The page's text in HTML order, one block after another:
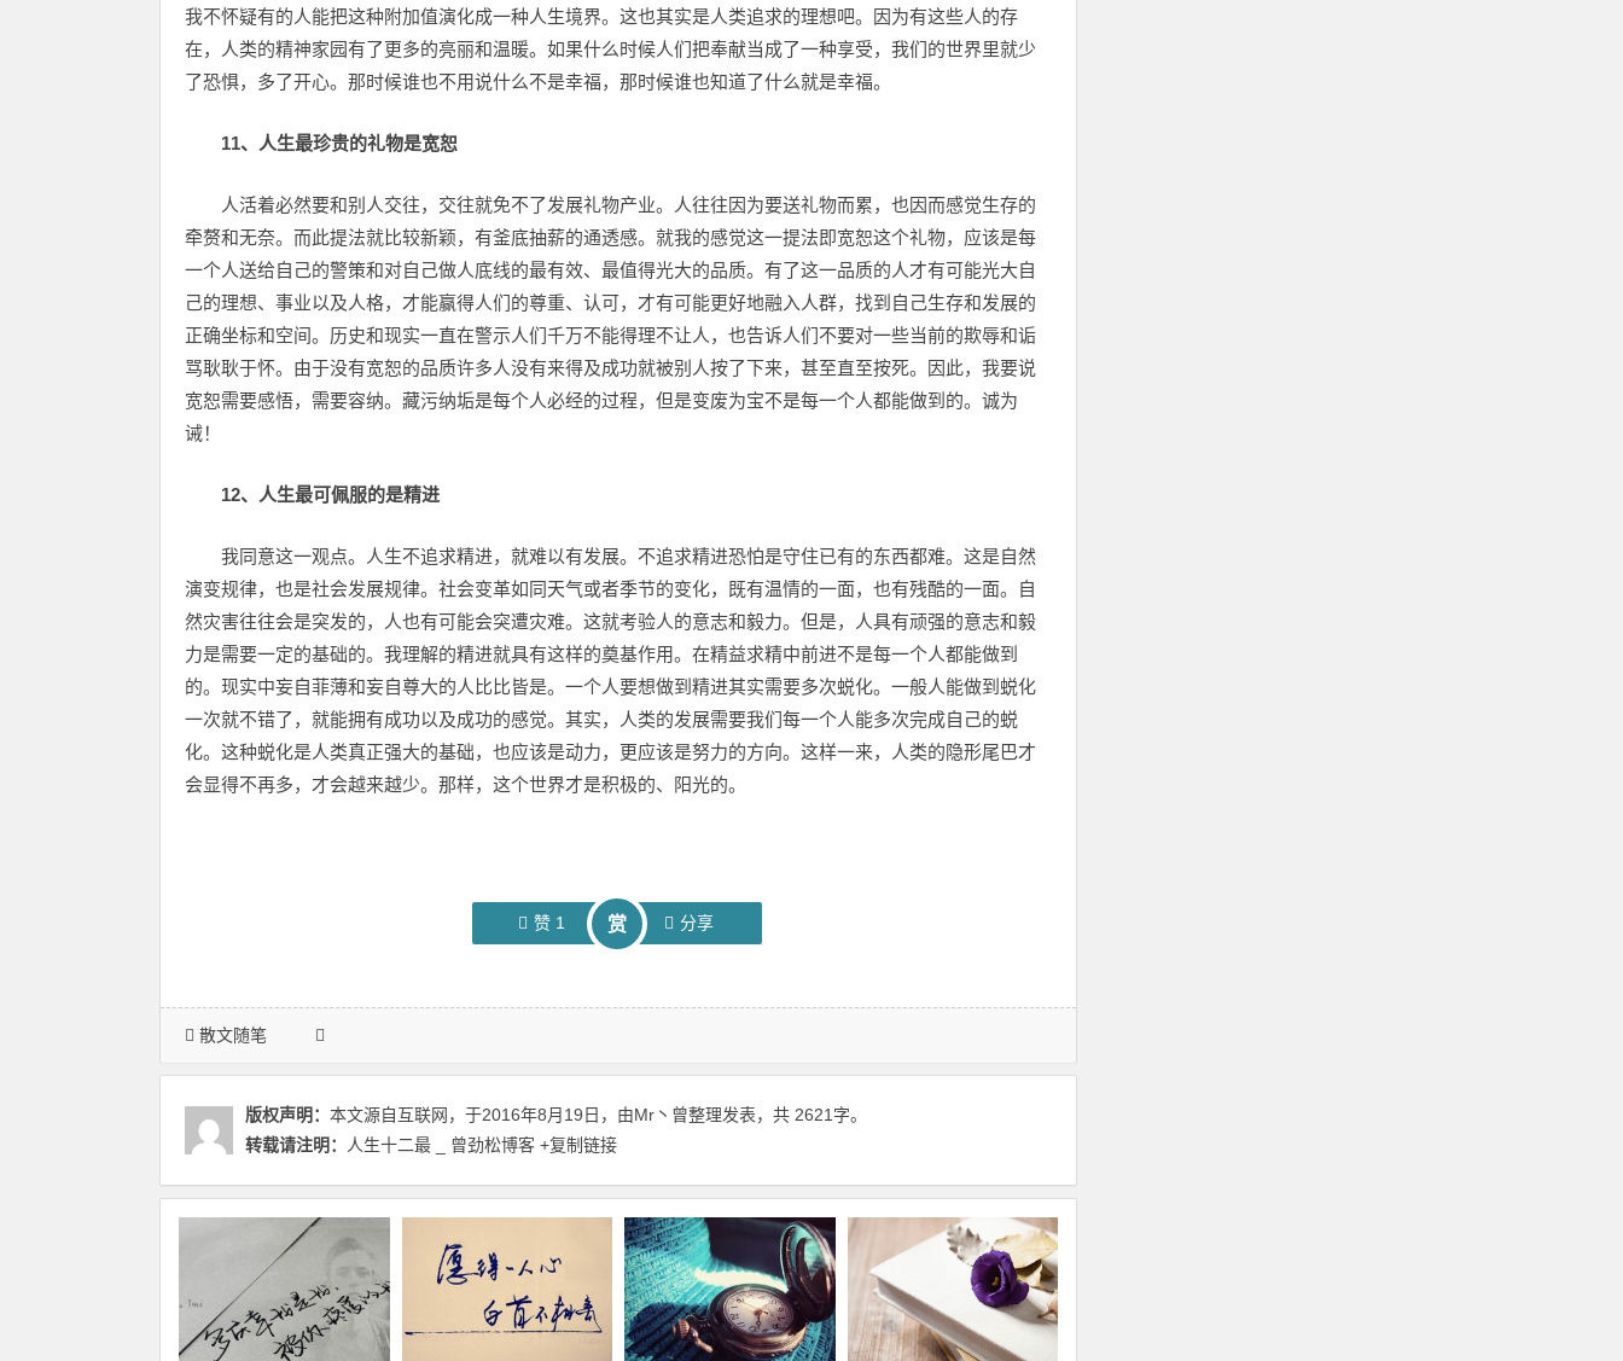
我不怀疑有的人能把这种附加值演化成一种人生境界。这也其实是人类追求的理想吧。因为有这些人的存
在，人类的精神家园有了更多的亮丽和温暖。如果什么时候人们把奉献当成了一种享受，我们的世界里就少
了恐惧，多了开心。那时候谁也不用说什么不是幸福，那时候谁也知道了什么就是幸福。
11、人生最珍贵的礼物是宽恕
人活着必然要和别人交往，交往就免不了发展礼物产业。人往往因为要送礼物而累，也因而感觉生存的
牵赘和无奈。而此提法就比较新颖，有釜底抽薪的通透感。就我的感觉这一提法即宽恕这个礼物，应该是每
一个人送给自己的警策和对自己做人底线的最有效、最值得光大的品质。有了这一品质的人才有可能光大自
己的理想、事业以及人格，才能赢得人们的尊重、认可，才有可能更好地融入人群，找到自己生存和发展的
正确坐标和空间。历史和现实一直在警示人们千万不能得理不让人，也告诉人们不要对一些当前的欺辱和诟
骂耿耿于怀。由于没有宽恕的品质许多人没有来得及成功就被别人按了下来，甚至直至按死。因此，我要说
宽恕需要感悟，需要容纳。藏污纳垢是每个人必经的过程，但是变废为宝不是每一个人都能做到的。诚为
诫！
12、人生最可佩服的是精进­
我同意这一观点。人生不追求精进，就难以有发展。不追求精进恐怕是守住已有的东西都难。这是自然
演变规律，也是社会发展规律。社会变革如同天气或者季节的变化，既有温情的一面，也有残酷的一面。自
然灾害往往会是突发的，人也有可能会突遭灾难。这就考验人的意志和毅力。但是，人具有顽强的意志和毅
力是需要一定的基础的。我理解的精进就具有这样的奠基作用。在精益求精中前进不是每一个人都能做到
的。现实中妄自菲薄和妄自尊大的人比比皆是。一个人要想做到精进其实需要多次蜕化。一般人能做到蜕化
一次就不错了，就能拥有成功以及成功的感觉。其实，人类的发展需要我们每一个人能多次完成自己的蜕
化。这种蜕化是人类真正强大的基础，也应该是动力，更应该是努力的方向。这样一来，人类的隐形尾巴才
会显得不再多，才会越来越少。那样，这个世界才是积极的、阳光的。
赞 1 赏 分享
散文随笔
版权声明： 本文源自互联网，于2016年8月19日，由Mr丶曾整理发表，共 2621字。
转载请注明：
人生十二最 _ 曾劲松博客 +复制链接